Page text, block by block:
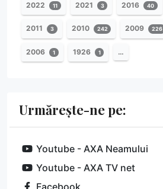
2022 11 2021 3 2016 40
2011 3 2010 242 2009 226
2006 1 1926 1 …
Urmărește-ne pe:
Youtube - AXA Neamului
Youtube - AXA TV net
Facebook